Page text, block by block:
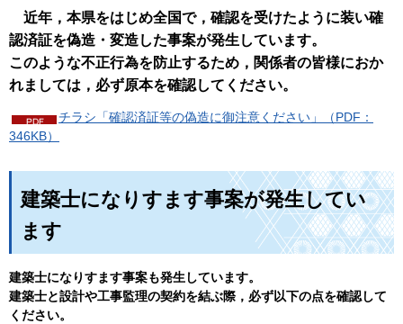
近年，本県をはじめ全国で，確認を受けたように装い確
認済証を偽造・変造した事案が発生しています。
このような不正行為を防止するため，関係者の皆様におか
れましては，必ず原本を確認してください。
チラシ「確認済証等の偽造に御注意ください」（PDF：
346KB）
建築士になりすます事案が発生してい
ます
建築士になりすます事案も発生しています。
建築士と設計や工事監理の契約を結ぶ際，必ず以下の点を確認して
ください。